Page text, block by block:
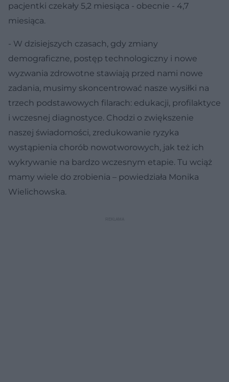
pacjentki czekały 5,2 miesiąca - obecnie - 4,7
miesiąca.
- W dzisiejszych czasach, gdy zmiany
demograficzne, postęp technologiczny i nowe
wyzwania zdrowotne stawiają przed nami nowe
zadania, musimy skoncentrować nasze wysiłki na
trzech podstawowych filarach: edukacji, profilaktyce
i wczesnej diagnostyce. Chodzi o zwiększenie
naszej świadomości, zredukowanie ryzyka
wystąpienia chorób nowotworowych, jak też ich
wykrywanie na bardzo wczesnym etapie. Tu wciąż
mamy wiele do zrobienia – powiedziała Monika
Wielichowska.